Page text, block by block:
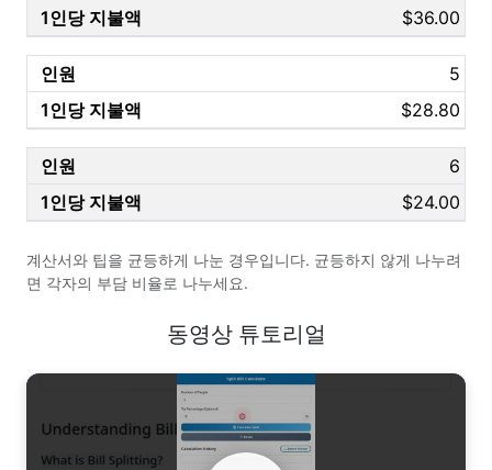
$36.00
5
$28.80
6
$24.00
계산서와 팁을 균등하게 나눈 경우입니다. 균등하지 않게 나누려
면 각자의 부담 비율로 나누세요.
동영상 튜토리얼